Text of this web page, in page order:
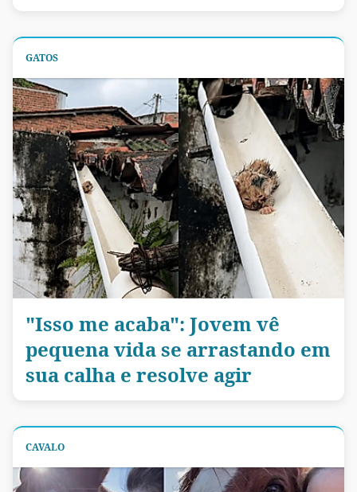
GATOS
"Isso me acaba": Jovem vê
pequena vida se arrastando em
sua calha e resolve agir
CAVALO